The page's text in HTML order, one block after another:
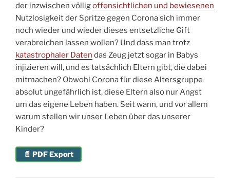
der inzwischen völligoffensichtlichen und bewiesenen
Nutzlosigkeit der Spritze gegen Corona sich immer
noch wieder und wieder dieses entsetzliche Gift
verabreichen lassen wollen? Und dass man trotz
katastrophaler Daten das Zeug jetzt sogar in Babys
injizieren will, und es tatsächlich Eltern gibt, die dabei
mitmachen? Obwohl Corona für diese Altersgruppe
absolut ungefährlich ist, diese Eltern also nur Angst
um das eigene Leben haben. Seit wann, und vor allem
warum stellen wir unser Leben über das unserer
Kinder?
📄 PDF Export